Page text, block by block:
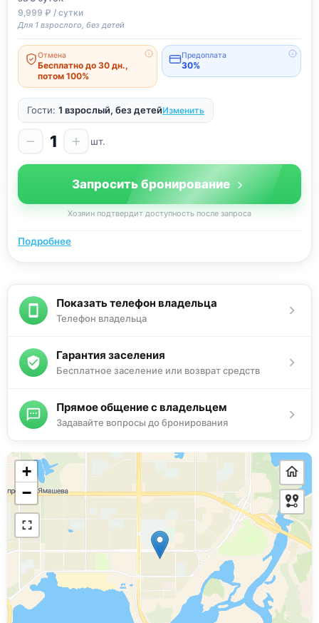
+
−
9,999 ₽ / сутки
Для 1 взрослого, без детей
Отмена
Бесплатно до 30 дн.,
потом 100%
Предоплата
30%
Гости: 1 взрослый, без детейИзменить
1 шт.
Запросить бронирование
Хозяин подтвердит доступность после запроса
Подробнее
Показать телефон владельца
Телефон владельца
Гарантия заселения
Бесплатное заселение или возврат средств
Прямое общение с владельцем
Задавайте вопросы до бронирования